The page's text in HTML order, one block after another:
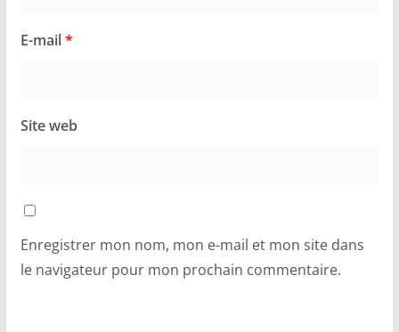
E-mail*
Site web
Enregistrer mon nom, mon e-mail et mon site dans
le navigateur pour mon prochain commentaire.